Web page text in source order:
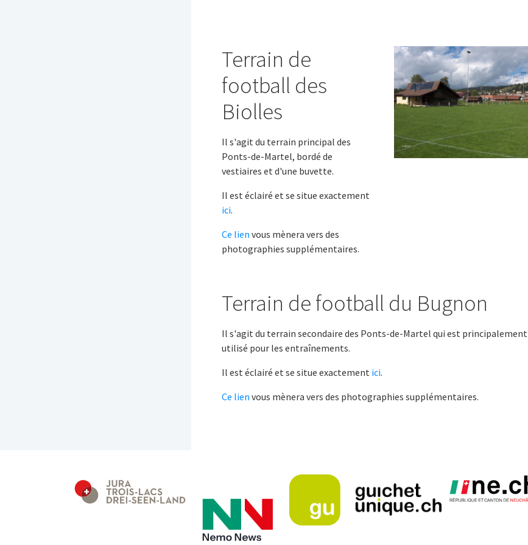
Terrain de
football des
Biolles
Il s'agit du terrain principal des
Ponts-de-Martel, bordé de
vestiaires et d'une buvette.
Il est éclairé et se situe exactement
ici.
Ce lien vous mènera vers des
photographies supplémentaires.
Terrain de football du Bugnon
Il s'agit du terrain secondaire des Ponts-de-Martel qui est principalement
utilisé pour les entraînements.
Il est éclairé et se situe exactement ici.
Ce lien vous mènera vers des photographies supplémentaires.